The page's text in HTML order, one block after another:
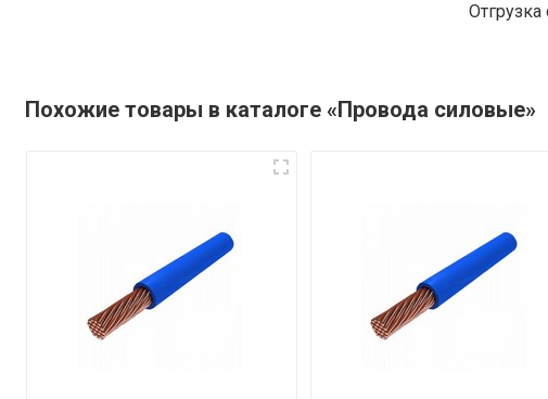
Похожие товары в каталоге «Провода силовые»